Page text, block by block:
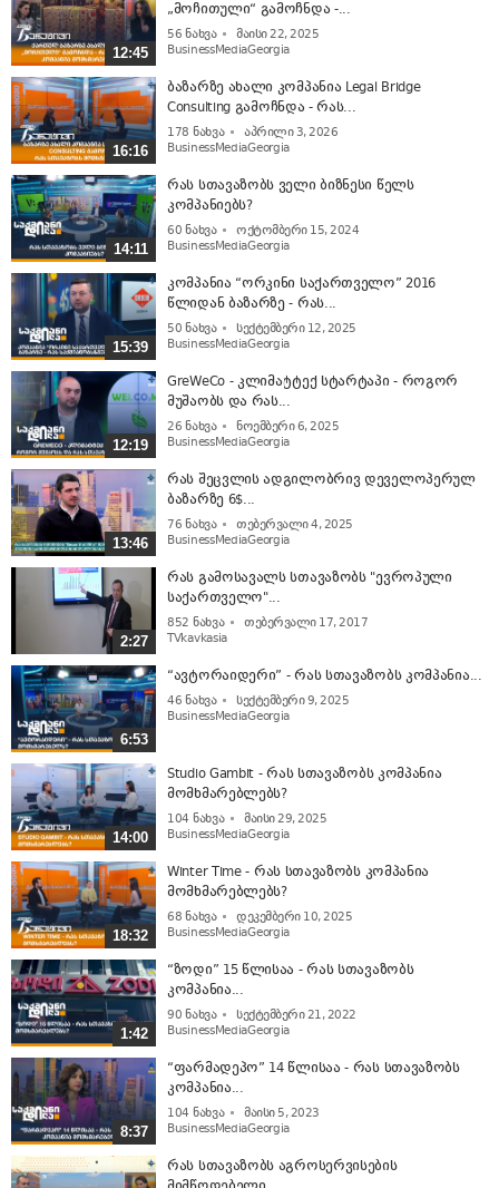
12:45
„მოჩითული“ გამოჩნდა -...
56 ნახვა
მაისი 22, 2025
BusinessMediaGeorgia
16:16
ბაზარზე ახალი კომპანია Legal Bridge
Consulting გამოჩნდა - რას...
178 ნახვა
აპრილი 3, 2026
BusinessMediaGeorgia
14:11
რას სთავაზობს ველი ბიზნესი წელს
კომპანიებს?
60 ნახვა
ოქტომბერი 15, 2024
BusinessMediaGeorgia
15:39
კომპანია “ორკინი საქართველო” 2016
წლიდან ბაზარზე - რას...
50 ნახვა
სექტემბერი 12, 2025
BusinessMediaGeorgia
12:19
GreWeCo - კლიმატტექ სტარტაპი - როგორ
მუშაობს და რას...
26 ნახვა
ნოემბერი 6, 2025
BusinessMediaGeorgia
13:46
რას შეცვლის ადგილობრივ დეველოპერულ
ბაზარზე 6$...
76 ნახვა
თებერვალი 4, 2025
BusinessMediaGeorgia
2:27
რას გამოსავალს სთავაზობს "ევროპული
საქართველო"...
852 ნახვა
თებერვალი 17, 2017
TVkavkasia
6:53
“ავტორაიდერი” - რას სთავაზობს კომპანია...
46 ნახვა
სექტემბერი 9, 2025
BusinessMediaGeorgia
14:00
Studio Gambit - რას სთავაზობს კომპანია
მომხმარებლებს?
104 ნახვა
მაისი 29, 2025
BusinessMediaGeorgia
18:32
Winter Time - რას სთავაზობს კომპანია
მომხმარებლებს?
68 ნახვა
დეკემბერი 10, 2025
BusinessMediaGeorgia
1:42
“ზოდი” 15 წლისაა - რას სთავაზობს
კომპანია...
90 ნახვა
სექტემბერი 21, 2022
BusinessMediaGeorgia
8:37
“ფარმადეპო” 14 წლისაა - რას სთავაზობს
კომპანია...
104 ნახვა
მაისი 5, 2023
BusinessMediaGeorgia
რას სთავაზობს აგროსერვისების